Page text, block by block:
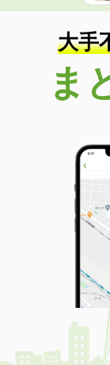
大手
ま